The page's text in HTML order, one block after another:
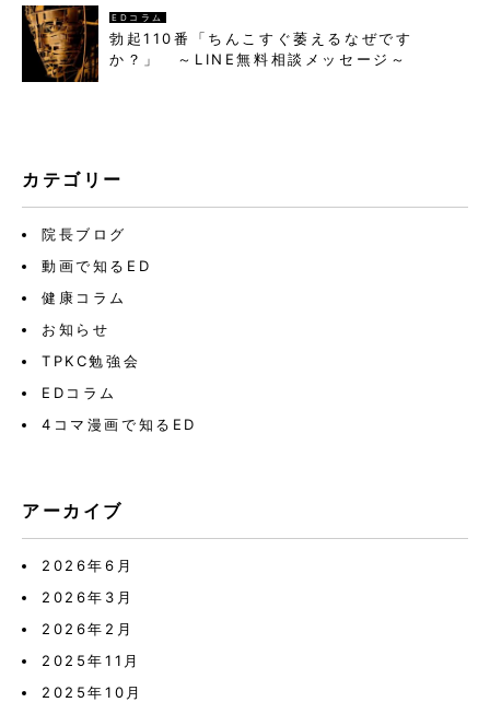
EDコラム
勃起110番「ちんこすぐ萎えるなぜです
か？」 ～LINE無料相談メッセージ～
カテゴリー
院長ブログ
動画で知るED
健康コラム
お知らせ
TPKC勉強会
EDコラム
4コマ漫画で知るED
アーカイブ
2026年6月
2026年3月
2026年2月
2025年11月
2025年10月